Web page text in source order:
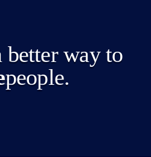
better way to
people.